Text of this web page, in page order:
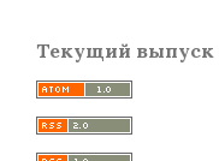
Текущий выпуск